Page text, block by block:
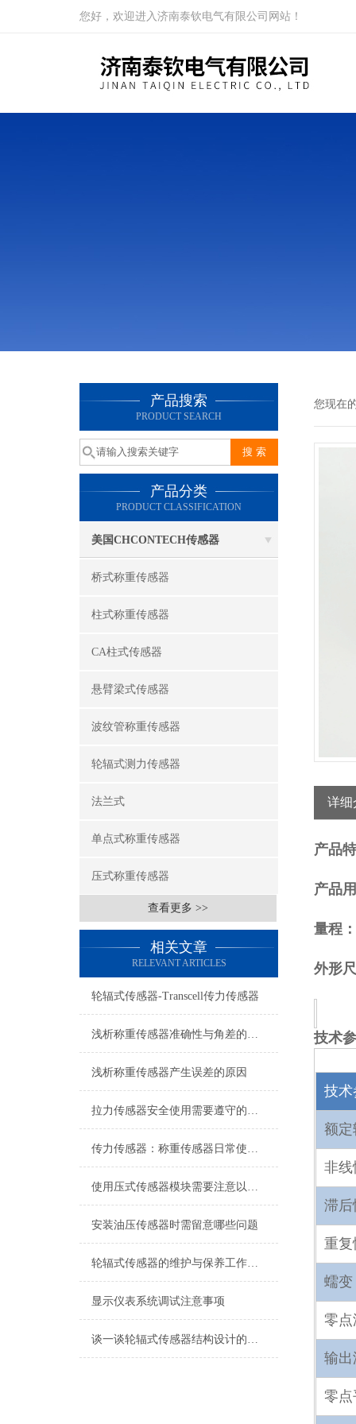
您好，欢迎进入济南泰钦电气有限公司网站！
产品搜索
PRODUCT SEARCH
产品分类
PRODUCT CLASSIFICATION
美国CHCONTECH传感器
桥式称重传感器
柱式称重传感器
CA柱式传感器
悬臂梁式传感器
波纹管称重传感器
轮辐式测力传感器
法兰式
单点式称重传感器
压式称重传感器
查看更多 >>
相关文章
RELEVANT ARTICLES
轮辐式传感器-Transcell传力传感器
浅析称重传感器准确性与角差的关系
浅析称重传感器产生误差的原因
拉力传感器安全使用需要遵守的规范有什么？
传力传感器：称重传感器日常使用说明
使用压式传感器模块需要注意以下几个问题
安装油压传感器时需留意哪些问题
轮辐式传感器的维护与保养工作涉及多个方面
显示仪表系统调试注意事项
谈一谈轮辐式传感器结构设计的原则
您现在
详细
产品
产品
量程：
外形
技术
技术
额定
非线
滞后
重复
蠕变
零
输出
零